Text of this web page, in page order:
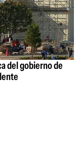
del gobierno de